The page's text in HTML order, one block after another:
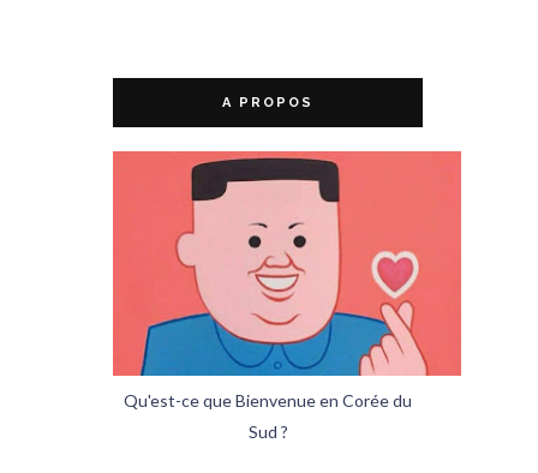
A PROPOS
Qu'est-ce que Bienvenue en Corée du
Sud ?